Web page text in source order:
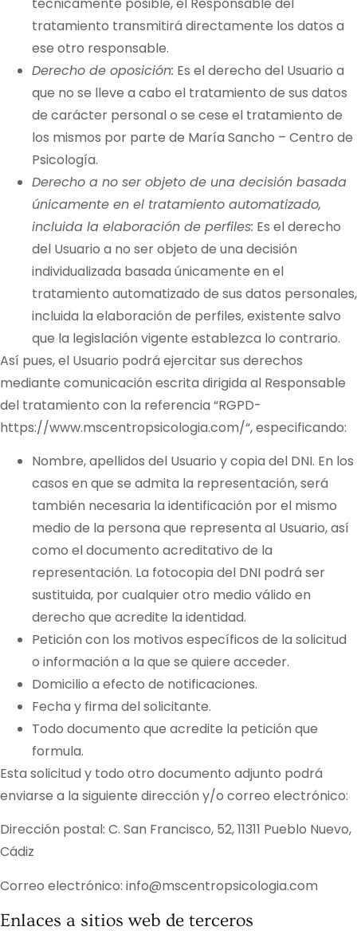
tratamiento transmitirá directamente los datos a
ese otro responsable.
Derecho de oposición: Es el derecho del Usuario a
que no se lleve a cabo el tratamiento de sus datos
de carácter personal o se cese el tratamiento de
los mismos por parte de María Sancho – Centro de
Psicología.
Derecho a no ser objeto de una decisión basada
únicamente en el tratamiento automatizado,
incluida la elaboración de perfiles: Es el derecho
del Usuario a no ser objeto de una decisión
individualizada basada únicamente en el
tratamiento automatizado de sus datos personales,
incluida la elaboración de perfiles, existente salvo
que la legislación vigente establezca lo contrario.
Así pues, el Usuario podrá ejercitar sus derechos
mediante comunicación escrita dirigida al Responsable
del tratamiento con la referencia “RGPD-
https://www.mscentropsicologia.com/“, especificando:
Nombre, apellidos del Usuario y copia del DNI. En los
casos en que se admita la representación, será
también necesaria la identificación por el mismo
medio de la persona que representa al Usuario, así
como el documento acreditativo de la
representación. La fotocopia del DNI podrá ser
sustituida, por cualquier otro medio válido en
derecho que acredite la identidad.
Petición con los motivos específicos de la solicitud
o información a la que se quiere acceder.
Domicilio a efecto de notificaciones.
Fecha y firma del solicitante.
Todo documento que acredite la petición que
formula.
Esta solicitud y todo otro documento adjunto podrá
enviarse a la siguiente dirección y/o correo electrónico:
Dirección postal: C. San Francisco, 52, 11311 Pueblo Nuevo,
Cádiz
Correo electrónico: info@mscentropsicologia.com
Enlaces a sitios web de terceros